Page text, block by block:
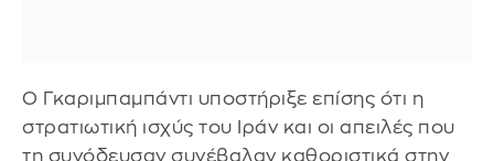
Ο Γκαριμπαμπάντι υποστήριξε επίσης ότι η
στρατιωτική ισχύς του Ιράν και οι απειλές που
τη συνόδευσαν συνέβαλαν καθοριστικά στην